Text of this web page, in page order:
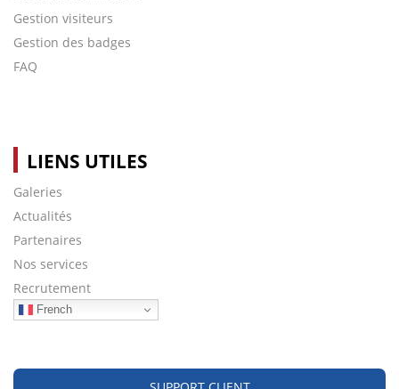
Gestion visiteurs
Gestion des badges
FAQ
LIENS UTILES
Galeries
Actualités
Partenaires
Nos services
Recrutement
French